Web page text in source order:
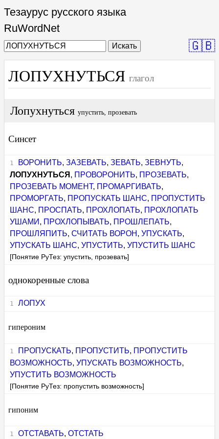
Тезаурус русского языка
RuWordNet
Искать 🇬🇧
ЛОПУХНУТЬСЯ глагол
Лопухнуться упустить, прозевать
Синсет
ВОРОНИТЬ, ЗАЗЕВАТЬ, ЗЕВАТЬ, ЗЕВНУТЬ,
ЛОПУХНУТЬСЯ , ПРОВОРОНИТЬ, ПРОЗЕВАТЬ,
ПРОЗЕВАТЬ МОМЕНТ, ПРОМАРГИВАТЬ,
ПРОМОРГАТЬ, ПРОПУСКАТЬ ШАНС, ПРОПУСТИТЬ
ШАНС, ПРОСПАТЬ, ПРОХЛОПАТЬ, ПРОХЛОПАТЬ
УШАМИ , ПРОХЛОПЫВАТЬ, ПРОШЛЕПАТЬ,
ПРОШЛЯПИТЬ,СЧИТАТЬ ВОРОН ,УПУСКАТЬ,
УПУСКАТЬ ШАНС,УПУСТИТЬ,УПУСТИТЬ ШАНС
[Понятие РуТез: упустить, прозевать]
однокоренные слова
ЛОПУХ
гипероним
ПРОПУСКАТЬ, ПРОПУСТИТЬ, ПРОПУСТИТЬ
ВОЗМОЖНОСТЬ,УПУСКАТЬ ВОЗМОЖНОСТЬ,
УПУСТИТЬ ВОЗМОЖНОСТЬ
[Понятие РуТез: пропустить возможность]
гипоним
ОТСТАВАТЬ, ОТСТАТЬ